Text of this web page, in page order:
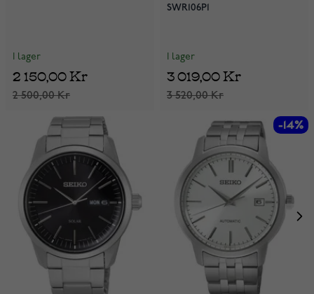
I lager
2 500,00 Kr
2 150,00 Kr
SWR106P1
I lager
3 520,00 Kr
3 019,00 Kr
-14%